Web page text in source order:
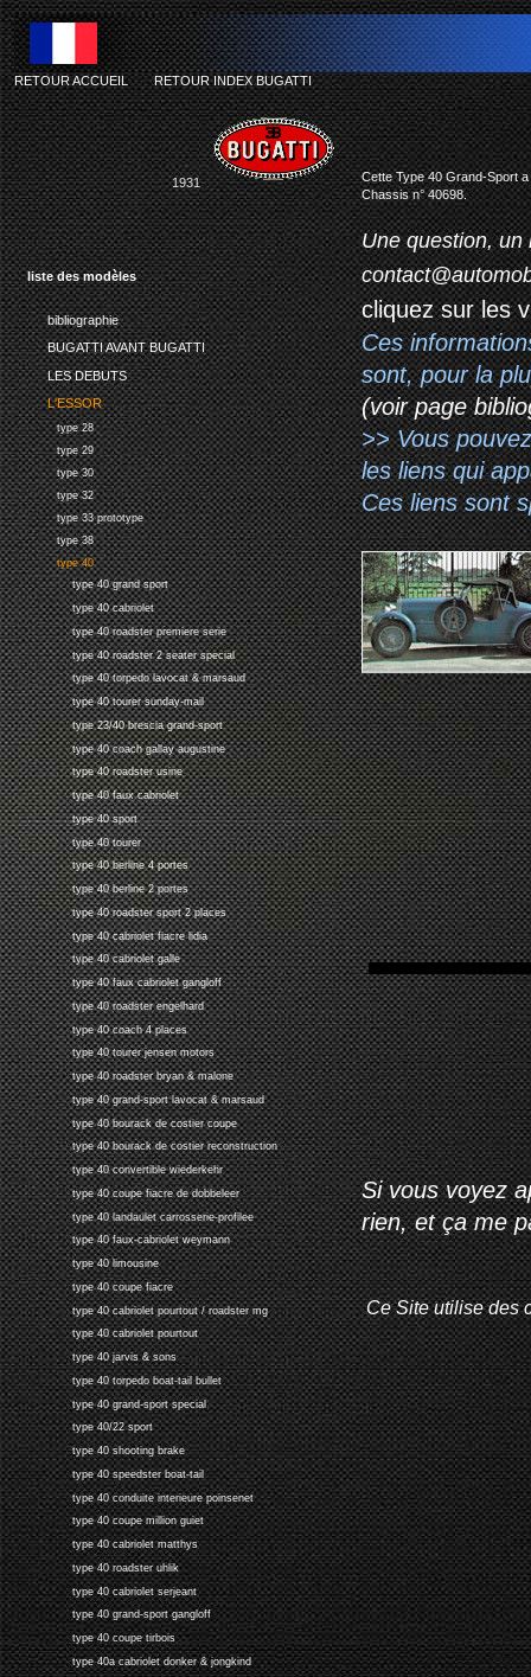
liste des modèles
bibliographie
BUGATTI AVANT BUGATTI
LES DEBUTS
L'ESSOR
type 28
type 29
type 30
type 32
type 33 prototype
type 38
type 40
type 40 grand sport
type 40 cabriolet
type 40 roadster premiere serie
type 40 roadster 2 seater special
type 40 torpedo lavocat & marsaud
type 40 tourer sunday-mail
type 23/40 brescia grand-sport
type 40 coach gallay augustine
type 40 roadster usine
type 40 faux cabriolet
type 40 sport
type 40 tourer
type 40 berline 4 portes
type 40 berline 2 portes
type 40 roadster sport 2 places
type 40 cabriolet fiacre lidia
type 40 cabriolet galle
type 40 faux cabriolet gangloff
type 40 roadster engelhard
type 40 coach 4 places
type 40 tourer jensen motors
type 40 roadster bryan & malone
type 40 grand-sport lavocat & marsaud
type 40 bourack de costier coupe
type 40 bourack de costier reconstruction
type 40 convertible wiederkehr
type 40 coupe fiacre de dobbeleer
type 40 landaulet carrosserie-profilee
type 40 faux-cabriolet weymann
type 40 limousine
type 40 coupe fiacre
type 40 cabriolet pourtout / roadster mg
type 40 cabriolet pourtout
type 40 jarvis & sons
type 40 torpedo boat-tail bullet
type 40 grand-sport special
type 40/22 sport
type 40 shooting brake
type 40 speedster boat-tail
type 40 conduite interieure poinsenet
type 40 coupe million guiet
type 40 cabriolet matthys
type 40 roadster uhlik
type 40 cabriolet serjeant
type 40 grand-sport gangloff
type 40 coupe tirbois
type 40a cabriolet donker & jongkind
RETOUR ACCUEIL-RETOUR INDEX BUGATTI
1931
Cette Type 40 Grand-Sport
Chassis n° 40698.
Une question, un
cliquez sur les
Ces
sont, pour la
(voir page
>> Vous
les liens qui
Ces liens sont
Si vous voyez
rien, et ça me
Ce Site utilise des